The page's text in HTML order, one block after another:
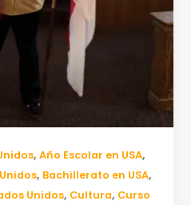
,Año Escolar en USA,
, Bachillerato en USA,
Unidos, Cultura, Curso